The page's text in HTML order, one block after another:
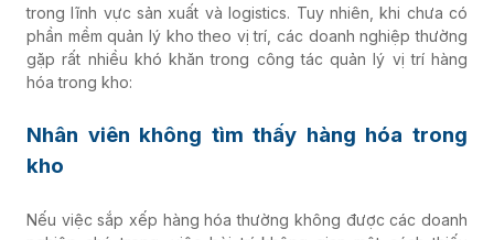
trong lĩnh vực sản xuất và logistics. Tuy nhiên, khi chưa có
phần mềm quản lý kho theo vị trí, các doanh nghiệp thường
gặp rất nhiều khó khăn trong công tác quản lý vị trí hàng
hóa trong kho:
Nhân viên không tìm thấy hàng hóa trong
kho
Nếu việc sắp xếp hàng hóa thường không được các doanh